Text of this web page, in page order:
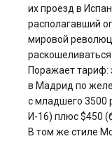
их проезд в
располагавший
мировой
Поражает тариф:
в Мадрид по
с младшего 3500
И-16) плюс $450
В том же стиле